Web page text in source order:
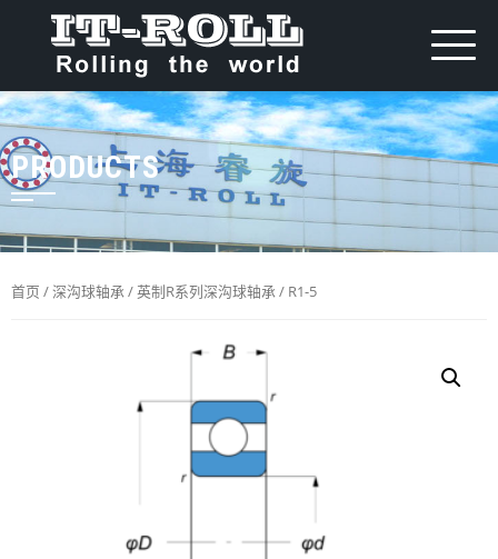
PRODUCTS
首页 /深沟球轴承/英制R系列深沟球轴承/ R1-5